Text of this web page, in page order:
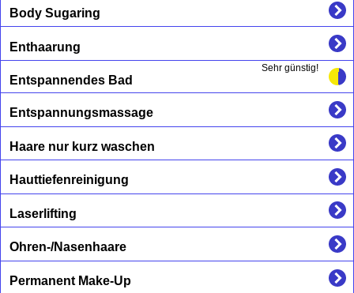
Body Sugaring
Enthaarung
Sehr günstig!
Entspannendes Bad
Entspannungsmassage
Haare nur kurz waschen
Hauttiefenreinigung
Laserlifting
Ohren-/Nasenhaare
Permanent Make-Up